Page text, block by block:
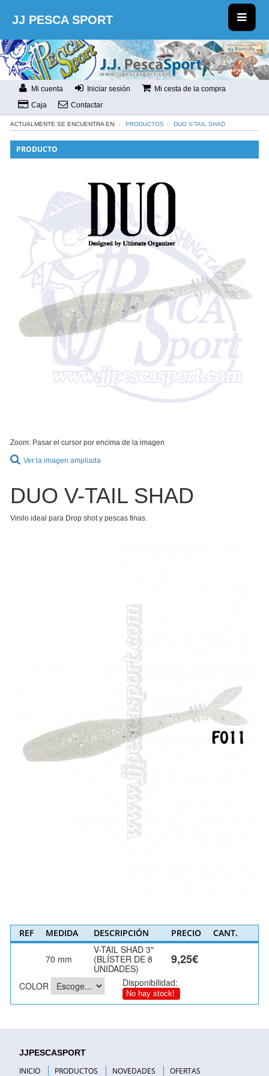
JJ PESCA SPORT
Mi cuenta Iniciar sesión
Mi cesta de la compra
Caja
Contactar
ACTUALMENTE SE ENCUENTRA EN: PRODUCTOS DUO V-TAIL SHAD
PRODUCTO
Zoom: Pasar el cursor por encima de la imagen
Ver la imagen ampliada
DUO V-TAIL SHAD
Vinilo ideal para Drop shot y pescas finas.
REF MEDIDA DESCRIPCIÓN PRECIO CANT.
70 mm
V-TAIL SHAD 3"
(BLÍSTER DE 8
UNIDADES)
9,25€
COLOR Disponibilidad:
No hay stock!
JJPESCASPORT
INICIO PRODUCTOS NOVEDADES OFERTAS